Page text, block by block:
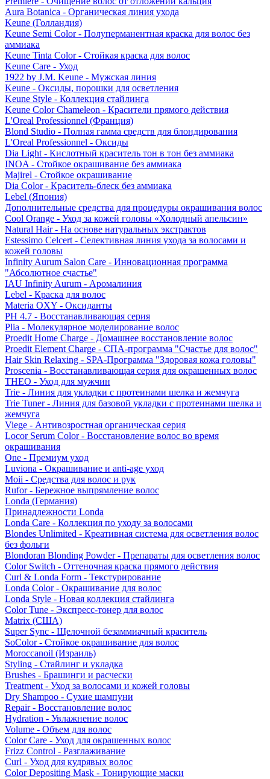
Aura Botanica - Органическая линия ухода
Keune (Голландия)
Keune Semi Color - Полуперманентная краска для волос без
аммиака
Keune Tinta Color - Стойкая краска для волос
Keune Care - Уход
1922 by J.M. Keune - Мужская линия
Keune - Оксиды, порошки для осветления
Keune Style - Коллекция стайлинга
Keune Color Chameleon - Красители прямого действия
L'Oreal Professionnel (Франция)
Blond Studio - Полная гамма средств для блондирования
L'Oreal Professionnel - Оксиды
Dia Light - Кислотный краситель тон в тон без аммиака
INOA - Стойкое окрашивание без аммиака
Majirel - Стойкое окрашивание
Dia Color - Краситель-блеск без аммиака
Lebel (Япония)
Дополнительные средства для процедуры окрашивания волос
Cool Orange - Уход за кожей головы «Холодный апельсин»
Natural Hair - На основе натуральных экстрактов
Estessimo Celcert - Селективная линия ухода за волосами и
кожей головы
Infinity Aurum Salon Care - Инновационная программа
"Абсолютное счастье"
IAU Infinity Aurum - Аромалиния
Lebel - Краска для волос
Materia OXY - Оксиданты
PH 4.7 - Восстанавливающая серия
Plia - Молекулярное моделирование волос
Proedit Home Charge - Домашнее восстановление волос
Proedit Element Charge - СПА-программа "Счастье для волос"
Hair Skin Relaxing - SPA-Программа "Здоровая кожа головы"
Proscenia - Восстанавливающая серия для окрашенных волос
THEO - Уход для мужчин
Trie - Линия для укладки с протеинами шелка и жемчуга
Trie Tuner - Линия для базовой укладки с протеинами шелка и
жемчуга
Viege - Антивозростная органическая серия
Locor Serum Color - Восстановление волос во время
окрашивания
One - Премиум уход
Luviona - Окрашивание и anti-age уход
Moii - Средства для волос и рук
Rufor - Бережное выпрямление волос
Londa (Германия)
Принадлежности Londa
Londa Care - Коллекция по уходу за волосами
Blondes Unlimited - Креативная система для осветления волос
без фольги
Blondoran Blonding Powder - Препараты для осветления волос
Color Switch - Оттеночная краска прямого действия
Curl & Londa Form - Текстурирование
Londa Color - Окрашивание для волос
Londa Style - Новая коллекция стайлинга
Color Tune - Экспресс-тонер для волос
Matrix (США)
Super Sync - Щелочной безаммиачный краситель
SoColor - Стойкое окрашивание для волос
Moroccanoil (Израиль)
Styling - Стайлинг и укладка
Brushes - Брашинги и расчески
Treatment - Уход за волосами и кожей головы
Dry Shampoo - Сухие шампуни
Repair - Восстановление волос
Hydration - Увлажнение волос
Volume - Объем для волос
Color Care - Уход для окрашенных волос
Frizz Control - Разглаживание
Curl - Уход для кудрявых волос
Color Depositing Mask - Тонирующие маски